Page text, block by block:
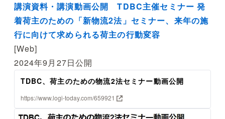
講演資料・講演動画公開 TDBC主催セミナー 発
着荷主のための「新物流2法」セミナー、来年の施
行に向けて求められる荷主の行動変容
[Web]
2024年9月27日公開
TDBC、荷主のための物流2法セミナー動画公開
https://www.logi-today.com/659921